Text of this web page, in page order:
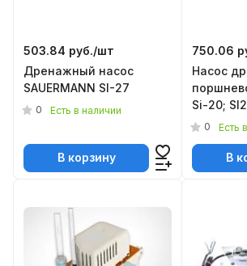
503.84 руб./шт
Дренажный насос
SAUERMANN SI-27
0 Есть в наличии
В корзину
750.06
Насос
Si-20;
0 Есть
В